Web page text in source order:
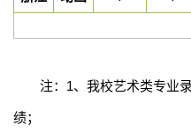
注： 1、我校艺术类专业
绩；